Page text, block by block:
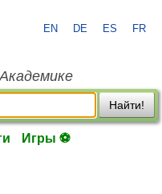
EN DE ES FR
Найти!
Игры ⚽